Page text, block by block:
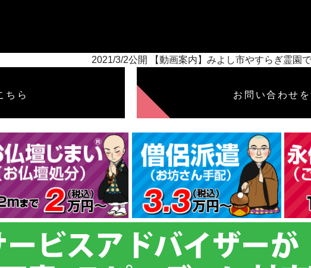
2021/3/2公開 【動画案内】みよし市やすらぎ霊園
ちら お問い合わせを